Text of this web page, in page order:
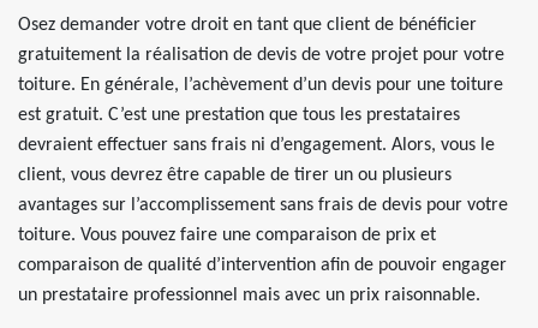
Osez demander votre droit en tant que client de bénéficier
gratuitement la réalisation de devis de votre projet pour votre
toiture. En générale, l’achèvement d’un devis pour une toiture
est gratuit. C’est une prestation que tous les prestataires
devraient effectuer sans frais ni d’engagement. Alors, vous le
client, vous devrez être capable de tirer un ou plusieurs
avantages sur l’accomplissement sans frais de devis pour votre
toiture. Vous pouvez faire une comparaison de prix et
comparaison de qualité d’intervention afin de pouvoir engager
un prestataire professionnel mais avec un prix raisonnable.